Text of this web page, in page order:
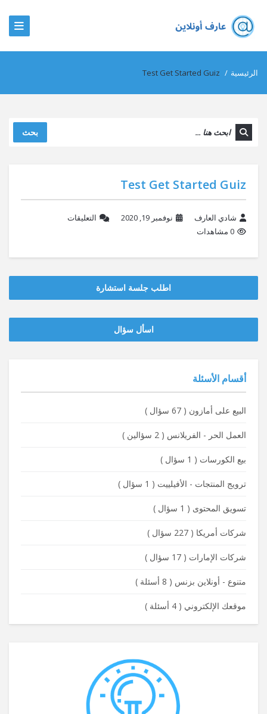
الرئيسية /
Test Get Started Guiz
بحث
Test Get Started Guiz
شادي العارف نوفمبر 19, 2020
التعليقات
0 مشاهدات
اطلب جلسة استشارة
‫‫اسأل سؤال
أقسام الأسئلة
البيع على أمازون ( 67 سؤال )
العمل الحر - الفريلانس ( 2 سؤالين )
بيع الكورسات ( 1 سؤال )
ترويج المنتجات - الأفيلييت ( 1 سؤال )
تسويق المحتوى ( 1 سؤال )
شركات أمريكا ( 227 سؤال )
شركات الإمارات ( 17 سؤال )
متنوع - أونلاين بزنس ( 8 أسئلة )
موقعك الإلكتروني ( 4 أسئلة )